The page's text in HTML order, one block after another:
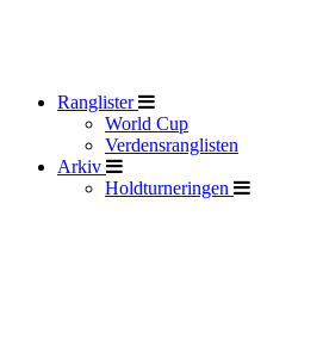
Ranglister
World Cup
Verdensranglisten
Arkiv
Holdturneringen